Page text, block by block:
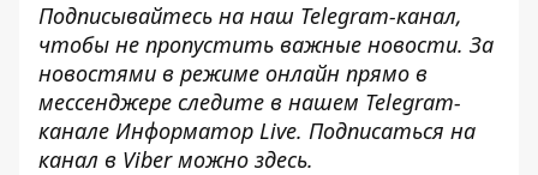
Подписывайтесь на наш Telegram-канал,
чтобы не пропустить важные новости. За
новостями в режиме онлайн прямо в
мессенджере следите в нашем Telegram-
канале Информатор Live. Подписаться на
канал в Viber можно здесь.